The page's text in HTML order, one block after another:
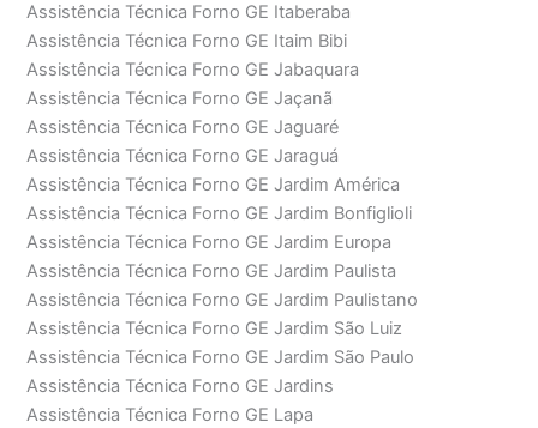
Assistência Técnica Forno GE Itaberaba
Assistência Técnica Forno GE Itaim Bibi
Assistência Técnica Forno GE Jabaquara
Assistência Técnica Forno GE Jaçanã
Assistência Técnica Forno GE Jaguaré
Assistência Técnica Forno GE Jaraguá
Assistência Técnica Forno GE Jardim América
Assistência Técnica Forno GE Jardim Bonfiglioli
Assistência Técnica Forno GE Jardim Europa
Assistência Técnica Forno GE Jardim Paulista
Assistência Técnica Forno GE Jardim Paulistano
Assistência Técnica Forno GE Jardim São Luiz
Assistência Técnica Forno GE Jardim São Paulo
Assistência Técnica Forno GE Jardins
Assistência Técnica Forno GE Lapa